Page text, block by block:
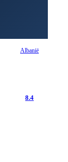
Albanië
8.4